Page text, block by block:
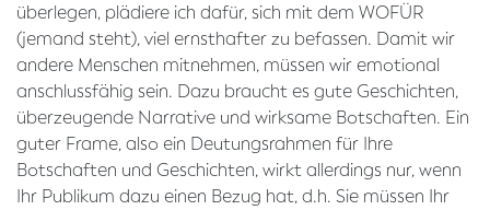
überlegen, plädiere ich dafür, sich mit dem WOFÜR
(jemand steht), viel ernsthafter zu befassen. Damit wir
andere Menschen mitnehmen, müssen wir emotional
anschlussfähig sein. Dazu braucht es gute Geschichten,
überzeugende Narrative und wirksame Botschaften. Ein
guter Frame, also ein Deutungsrahmen für Ihre
Botschaften und Geschichten, wirkt allerdings nur, wenn
Ihr Publikum dazu einen Bezug hat, d.h. Sie müssen Ihr